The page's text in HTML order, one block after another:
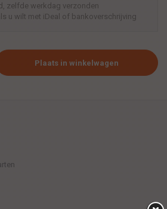
zelfde werkdag verzonden
u wilt met iDeal of bankoverschrijving
Plaats in winkelwagen